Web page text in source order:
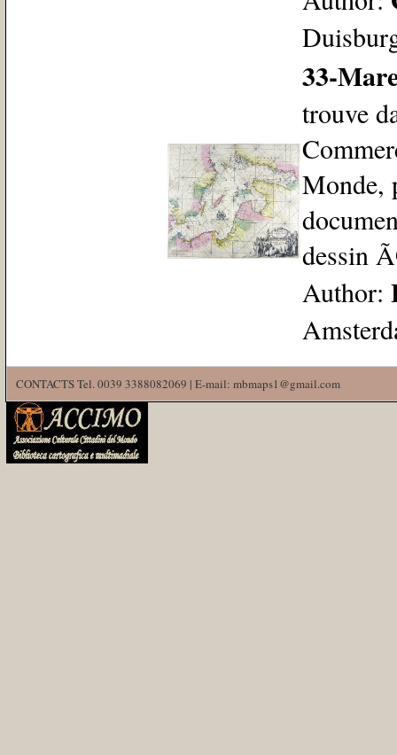
33-
trouve
Monde,
dessin
Author:
CONTACTS Tel. 0039 3388082069 | E-mail: mbmaps1@gmail.com